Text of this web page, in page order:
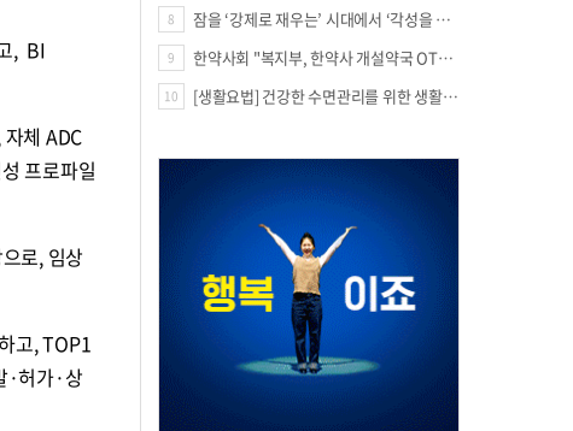
, BI
체 ADC
프로파일
로, 임상
고, TOP1
·허가·상
8 잠을 ‘강제로 재우는’ 시대에서 ‘각성을 낮추는’ 시대로
9 한약사회 "복지부, 한약사 개설약국 OTC 공급 방해 더는 방관 말아야"
10 [생활요법] 건강한 수면관리를 위한 생활요법